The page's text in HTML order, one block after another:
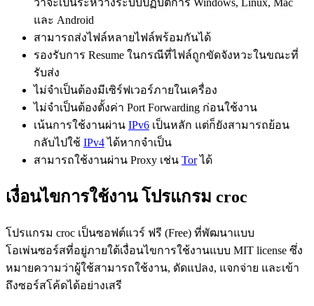
ว่าจะเป็นระหว่างระบบปฏิบัติการ Windows, Linux, Mac
และ Android
สามารถส่งไฟล์หลายไฟล์พร้อมกันได้
รองรับการ Resume ในกรณีที่ไฟล์ถูกขัดจังหวะในขณะที่
รับส่ง
ไม่จำเป็นต้องมีเซิร์ฟเวอร์ภายในเครื่อง
ไม่จำเป็นต้องตั้งค่า Port Forwarding ก่อนใช้งาน
เน้นการใช้งานผ่าน IPv6 เป็นหลัก แต่ก็ยังสามารถย้อน
กลับไปใช้ IPv4ได้หากจำเป็น
สามารถใช้งานผ่าน Proxy เช่น Torได้
เงื่อนไขการใช้งาน โปรแกรม croc
โปรแกรม croc เป็นซอฟต์แวร์ ฟรี (Free) ที่พัฒนาแบบ
โอเพ่นซอร์สที่อยู่ภายใต้เงื่อนไขการใช้งานแบบ MIT license ซึ่ง
หมายความว่าผู้ใช้สามารถใช้งาน, ดัดแปลง, แจกจ่าย และเข้า
ถึงซอร์สโค้ดได้อย่างเสรี